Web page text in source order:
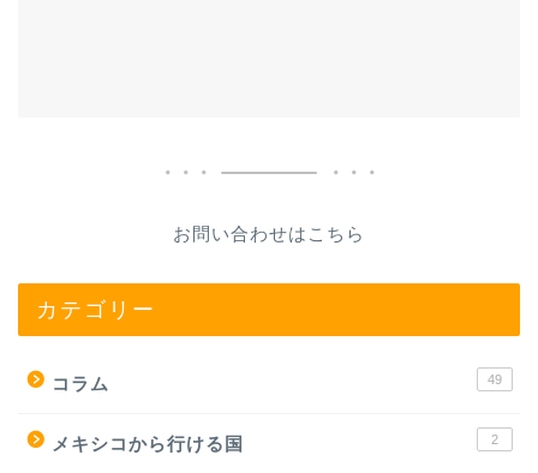
お問い合わせはこちら
カテゴリー
コラム 49
メキシコから行ける国 2